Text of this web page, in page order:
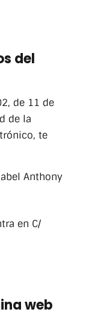
del
de 11 de
de la
te
Anthony
en C/
web